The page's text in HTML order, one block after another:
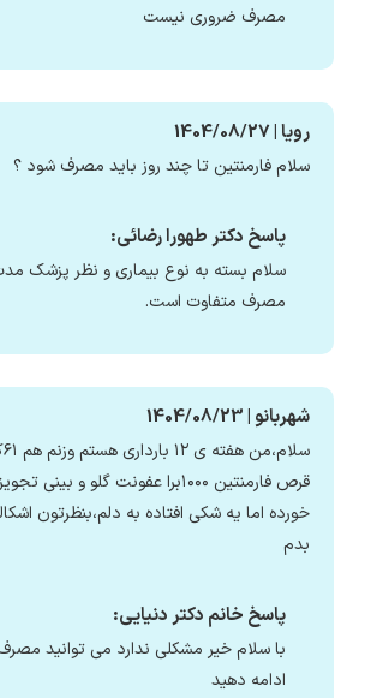
مصرف ضروری نیست
رویا | 1404/08/27
سلام فارمنتین تا چند روز باید مصرف شود ؟
پاسخ دکتر طهورا رضائی:
سلام بسته به نوع بیماری و نظر پزشک
مصرف متفاوت است.
شهربانو | 1404/08/23
خورده اما یه شکی افتاده به دلم،بنظرتون
بدم
پاسخ خانم دکتر دنیایی:
با سلام خیر مشکلی ندارد می توانید
ادامه دهید